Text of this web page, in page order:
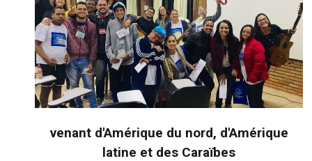
venant d'Amérique du nord, d'Amérique
latine et des Caraïbes